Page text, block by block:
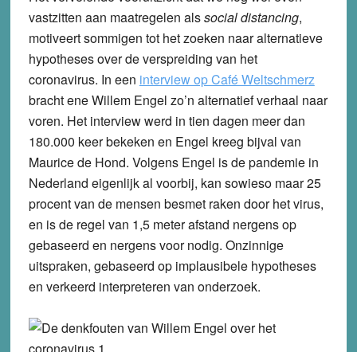
vastzitten aan maatregelen alssocial distancing,
motiveert sommigen tot het zoeken naar alternatieve
hypotheses over de verspreiding van het
coronavirus. In een interview op Café Weltschmerz
bracht ene Willem Engel zo’n alternatief verhaal naar
voren. Het interview werd in tien dagen meer dan
180.000 keer bekeken en Engel kreeg bijval van
Maurice de Hond. Volgens Engel is de pandemie in
Nederland eigenlijk al voorbij, kan sowieso maar 25
procent van de mensen besmet raken door het virus,
en is de regel van 1,5 meter afstand nergens op
gebaseerd en nergens voor nodig. Onzinnige
uitspraken, gebaseerd op implausibele hypotheses
en verkeerd interpreteren van onderzoek.